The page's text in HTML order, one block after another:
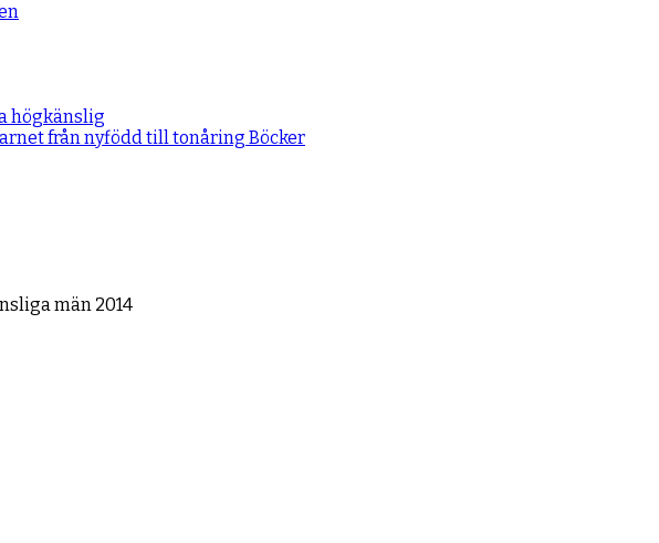
högkänslig
från nyfödd till tonåring Böcker
män 2014